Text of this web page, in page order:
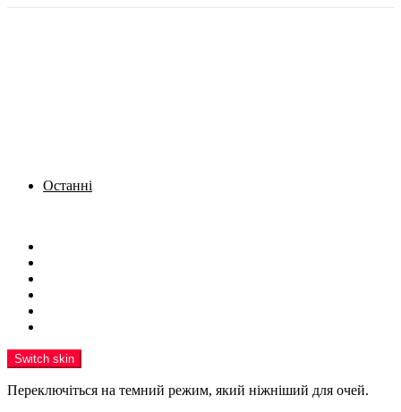
Останні
Switch skin
Переключіться на темний режим, який ніжніший для очей.